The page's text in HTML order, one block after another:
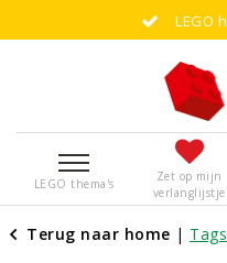
LEGO
LEGO thema's
Zet op mijn
verlanglijstje
Terug naar home | Tags